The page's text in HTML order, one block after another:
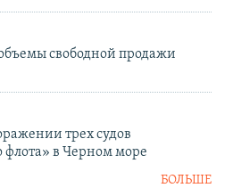
свободной продажи
трех судов
флота» в Черном море
БОЛЬШЕ